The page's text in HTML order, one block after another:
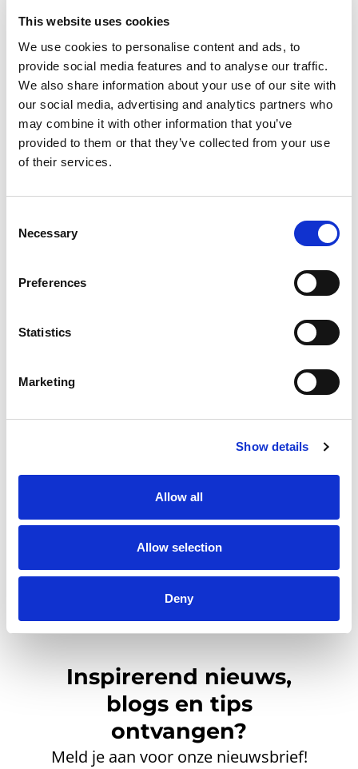
This website uses cookies
We use cookies to personalise content and ads, to
provide social media features and to analyse our traffic.
We also share information about your use of our site with
our social media, advertising and analytics partners who
may combine it with other information that you’ve
provided to them or that they’ve collected from your use
of their services.
Selection
Necessary
Preferences
Statistics
Marketing
Show details
Allow all
Allow selection
Deny
De handleiding van een apparaat. Informatie bij
een medicijn. Veel mensen snappen hier vaak
niks van. Hoe je een instructie schrijft die
iedereen wél begrijpt, leer je in deze opdracht.
Heb je geen Entree account?
Klik hier om een gratis
account aan te maken.
Inspirerend nieuws,
blogs en tips
ontvangen?
Meld je aan voor onze nieuwsbrief!